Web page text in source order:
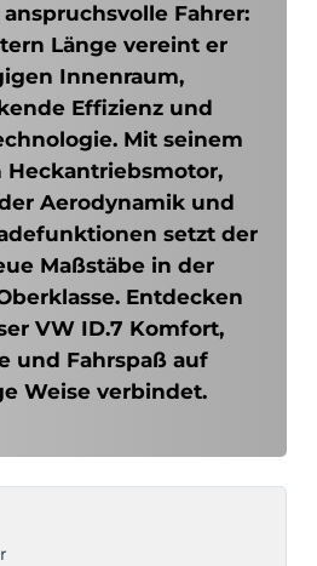
Fahrer:
Länge vereint er
Innenraum,
Effizienz und
Mit seinem
Aerodynamik und
setzt der
Maßstäbe in der
Entdecken
VW ID.7 Komfort,
und Fahrspaß auf
Weise verbindet.